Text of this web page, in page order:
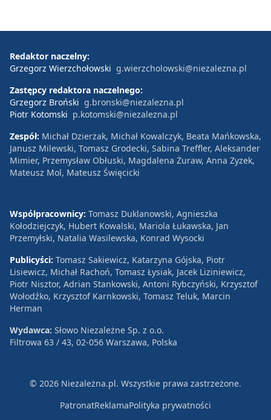
Redaktor naczelny:
Grzegorz Wierzchołowski g.wierzcholowski@niezalezna.pl
Zastępcy redaktora naczelnego:
Grzegorz Broński g.bronski@niezalezna.pl
Piotr Kotomski p.kotomski@niezalezna.pl
Zespół: Michał Dzierżak, Michał Kowalczyk, Beata Mańkowska,
Janusz Milewski, Tomasz Grodecki, Sabina Treffler, Aleksander
Mimier, Przemysław Obłuski, Magdalena Żuraw, Anna Zyzek,
Mateusz Mol, Mateusz Święcicki
Współpracownicy: Tomasz Duklanowski, Agnieszka
Kołodziejczyk, Hubert Kowalski, Mariola Łukawska, Jan
Przemyłski, Natalia Wasilewska, Konrad Wysocki
Publicyści: Tomasz Sakiewicz, Katarzyna Gójska, Piotr
Lisiewicz, Michał Rachoń, Tomasz Łysiak, Jacek Liziniewicz,
Piotr Nisztor, Adrian Stankowski, Antoni Rybczyński, Krzysztof
Wołodźko, Krzysztof Karnkowski, Tomasz Teluk, Marcin
Herman
Wydawca: Słowo Niezależne Sp. z o.o.
Filtrowa 63 / 43, 02-056 Warszawa, Polska
© 2026 Niezależna.pl. Wszystkie prawa zastrzeżone.
PatronatReklamaPolityka prywatności